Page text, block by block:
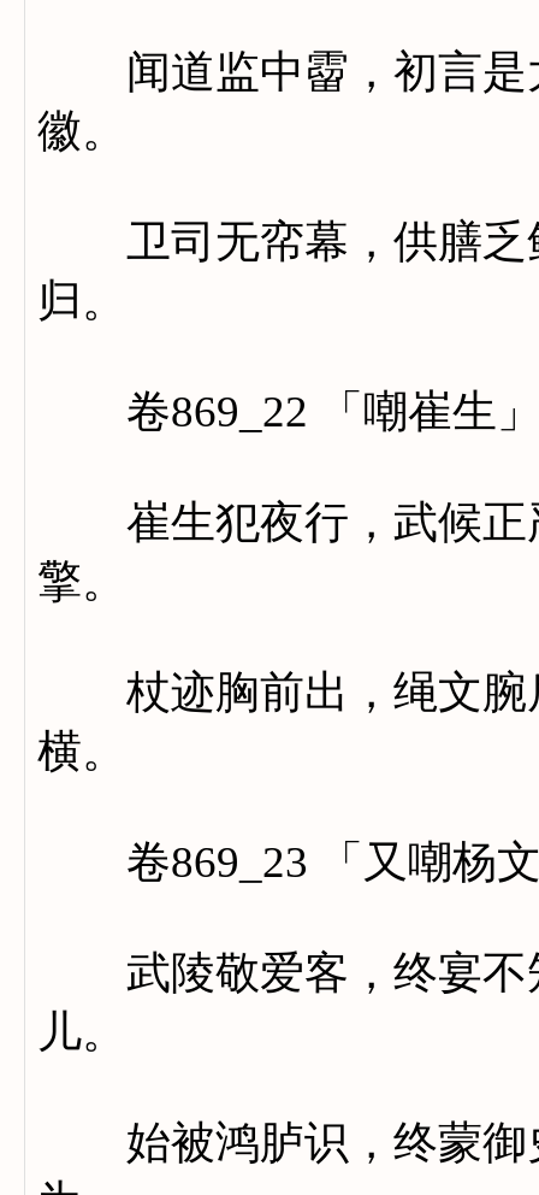
闻道监中霤，初言是
徽。
卫司无帟幕，供膳乏
归。
卷869_22 「嘲崔生
崔生犯夜行，武候正
擎。
杖迹胸前出，绳文腕
横。
卷869_23 「又嘲杨文
武陵敬爱客，终宴不
儿。
始被鸿胪识，终蒙御